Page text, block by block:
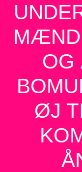
MÆND
OG
ØJ